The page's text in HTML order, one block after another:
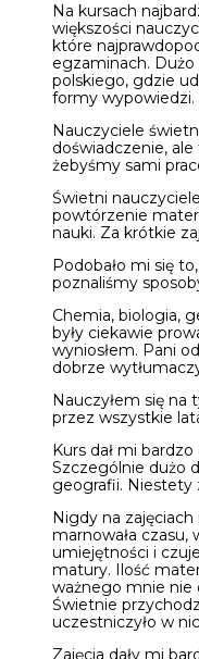
Na kursach
większości
które
egzaminach. Dużo
polskiego, gdzie
formy wypowiedzi.
Nauczyciele
doświadczenie, ale
żebyśmy sami
Świetni
powtórzenie
nauki. Za krótkie
Podobało mi się
poznaliśmy
Chemia, biologia,
były ciekawie
wyniosłem. Pani
dobrze
Nauczyłem się na
przez wszystkie
Kurs dał mi
Szczególnie dużo
geografii. Niestety
Nigdy na zajęciach
marnowała czasu,
umiejętności i
matury. Ilość
ważnego mnie nie
Świetnie
uczestniczyło w
Zajęcia dały mi